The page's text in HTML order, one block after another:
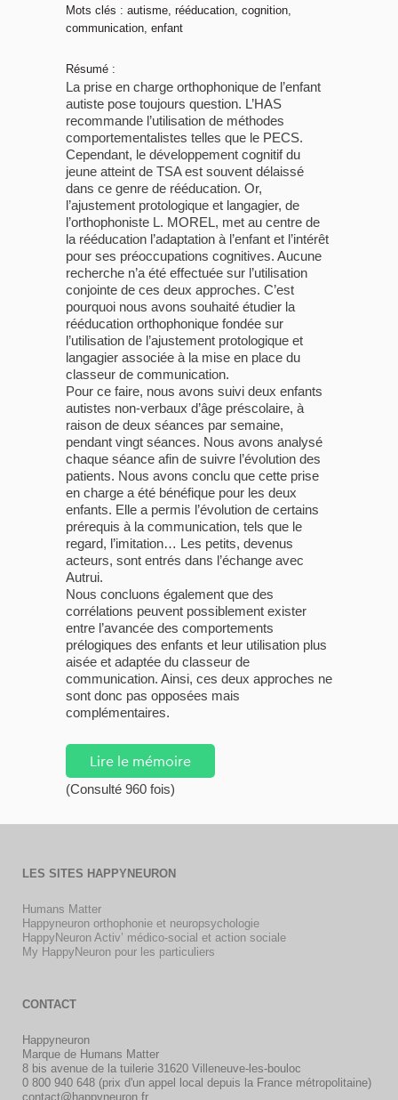
Mots clés : autisme, rééducation, cognition,
communication, enfant
Résumé :
La prise en charge orthophonique de l’enfant
autiste pose toujours question. L’HAS
recommande l’utilisation de méthodes
comportementalistes telles que le PECS.
Cependant, le développement cognitif du
jeune atteint de TSA est souvent délaissé
dans ce genre de rééducation. Or,
l’ajustement protologique et langagier, de
l’orthophoniste L. MOREL, met au centre de
la rééducation l’adaptation à l’enfant et l’intérêt
pour ses préoccupations cognitives. Aucune
recherche n’a été effectuée sur l’utilisation
conjointe de ces deux approches. C’est
pourquoi nous avons souhaité étudier la
rééducation orthophonique fondée sur
l’utilisation de l’ajustement protologique et
langagier associée à la mise en place du
classeur de communication.
Pour ce faire, nous avons suivi deux enfants
autistes non-verbaux d’âge préscolaire, à
raison de deux séances par semaine,
pendant vingt séances. Nous avons analysé
chaque séance afin de suivre l’évolution des
patients. Nous avons conclu que cette prise
en charge a été bénéfique pour les deux
enfants. Elle a permis l’évolution de certains
prérequis à la communication, tels que le
regard, l’imitation… Les petits, devenus
acteurs, sont entrés dans l’échange avec
Autrui.
Nous concluons également que des
corrélations peuvent possiblement exister
entre l’avancée des comportements
prélogiques des enfants et leur utilisation plus
aisée et adaptée du classeur de
communication. Ainsi, ces deux approches ne
sont donc pas opposées mais
complémentaires.
Lire le mémoire
(Consulté 960 fois)
LES SITES HAPPYNEURON
Humans Matter
Happyneuron orthophonie et neuropsychologie
HappyNeuron Activ’ médico-social et action sociale
My HappyNeuron pour les particuliers
CONTACT
Happyneuron
Marque de Humans Matter
8 bis avenue de la tuilerie 31620 Villeneuve-les-bouloc
0 800 940 648 (prix d'un appel local depuis la France métropolitaine)
contact@happyneuron.fr